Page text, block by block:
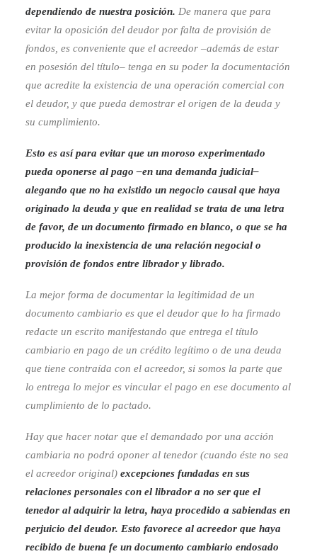
dependiendo de nuestra posición. De manera que para
evitar la oposición del deudor por falta de provisión de
fondos, es conveniente que el acreedor –además de estar
en posesión del título– tenga en su poder la documentación
que acredite la existencia de una operación comercial con
el deudor, y que pueda demostrar el origen de la deuda y
su cumplimiento.
Esto es así para evitar que un moroso experimentado
pueda oponerse al pago –en una demanda judicial–
alegando que no ha existido un negocio causal que haya
originado la deuda y que en realidad se trata de una letra
de favor, de un documento firmado en blanco, o que se ha
producido la inexistencia de una relación negocial o
provisión de fondos entre librador y librado.
La mejor forma de documentar la legitimidad de un
documento cambiario es que el deudor que lo ha firmado
redacte un escrito manifestando que entrega el título
cambiario en pago de un crédito legítimo o de una deuda
que tiene contraída con el acreedor, si somos la parte que
lo entrega lo mejor es vincular el pago en ese documento al
cumplimiento de lo pactado.
Hay que hacer notar que el demandado por una acción
cambiaria no podrá oponer al tenedor (cuando éste no sea
el acreedor original) excepciones fundadas en sus
relaciones personales con el librador a no ser que el
tenedor al adquirir la letra, haya procedido a sabiendas en
perjuicio del deudor. Esto favorece al acreedor que haya
recibido de buena fe un documento cambiario endosado